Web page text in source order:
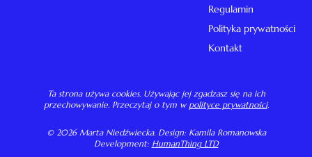
Regulamin
Polityka prywatności
Kontakt
Ta strona używa cookies. Używając jej zgadzasz się na ich
przechowywanie. Przeczytaj o tym w polityce prywatności.
© 2026 Marta Niedźwiecka. Design: Kamila Romanowska
Development: HumanThing LTD